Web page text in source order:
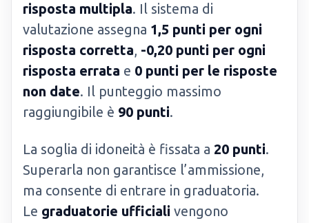
risposta multipla. Il sistema di
valutazione assegna 1,5 punti per ogni
risposta corretta, -0,20 punti per ogni
risposta errata e 0 punti per le risposte
non date. Il punteggio massimo
raggiungibile è 90 punti.
La soglia di idoneità è fissata a 20 punti.
Superarla non garantisce l’ammissione,
ma consente di entrare in graduatoria.
Le graduatorie ufficiali vengono